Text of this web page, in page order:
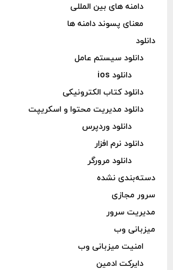
دامنه های بین المللی
معنای پسوند دامنه ها
دانلود
دانلود سیستم عامل
دانلود ios
دانلود کتاب الکترونیکی
دانلود مدیریت محتوا و اسکریپت
دانلود وردپرس
دانلود نرم افزار
دانلود مرورگر
دسته‌بندی نشده
سرور مجازی
مدیریت سرور
میزبانی وب
امنیت میزبانی وب
دایرکت ادمین